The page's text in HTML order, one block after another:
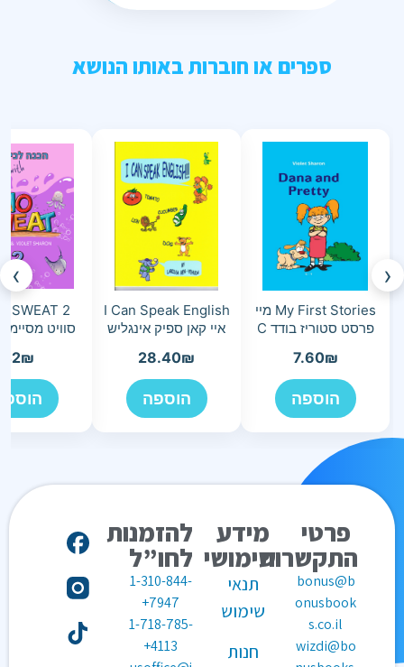
ספרים או חוברות באותו הנושא
‹
My First Stories מיי
פרסט סטוריז בודד C
7.60₪
הוספה
I Can Speak English
איי קאן ספיק אינגליש
28.40₪
הוספה
סוויט
42₪
›
פרטי
התקשרות
bonus@b
onusbook
s.co.il
wizdi@bo
מידע
שימושי
תנאי
שימוש
חנות
להזמנות
לחו”ל
1-310-844-
7947+
1-718-785-
4113+